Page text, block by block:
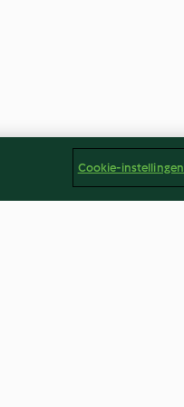
Cookie-instellingen